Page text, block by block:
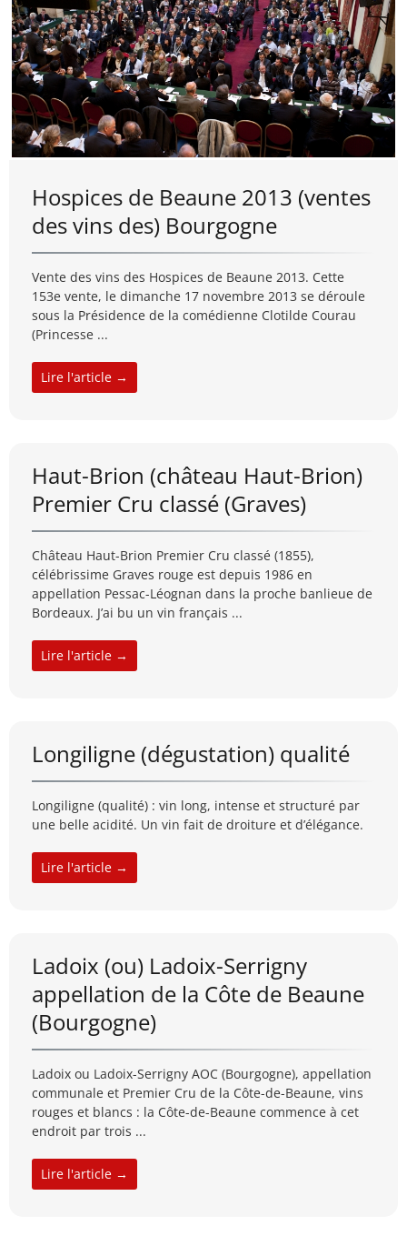
Hospices de Beaune 2013 (ventes
des vins des) Bourgogne
Vente des vins des Hospices de Beaune 2013. Cette
153e vente, le dimanche 17 novembre 2013 se déroule
sous la Présidence de la comédienne Clotilde Courau
(Princesse ...
Lire l'article →
Haut-Brion (château Haut-Brion)
Premier Cru classé (Graves)
Château Haut-Brion Premier Cru classé (1855),
célébrissime Graves rouge est depuis 1986 en
appellation Pessac-Léognan dans la proche banlieue de
Bordeaux. J’ai bu un vin français ...
Lire l'article →
Longiligne (dégustation) qualité
Longiligne (qualité) : vin long, intense et structuré par
une belle acidité. Un vin fait de droiture et d’élégance.
Lire l'article →
Ladoix (ou) Ladoix-Serrigny
appellation de la Côte de Beaune
(Bourgogne)
Ladoix ou Ladoix-Serrigny AOC (Bourgogne), appellation
communale et Premier Cru de la Côte-de-Beaune, vins
rouges et blancs : la Côte-de-Beaune commence à cet
endroit par trois ...
Lire l'article →